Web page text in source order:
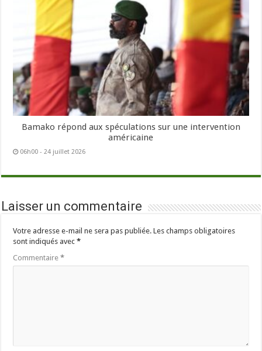
Bamako répond aux spéculations sur une intervention
américaine
06h00 - 24 juillet 2026
Laisser un commentaire
Votre adresse e-mail ne sera pas publiée. Les champs obligatoires
sont indiqués avec*
Commentaire*